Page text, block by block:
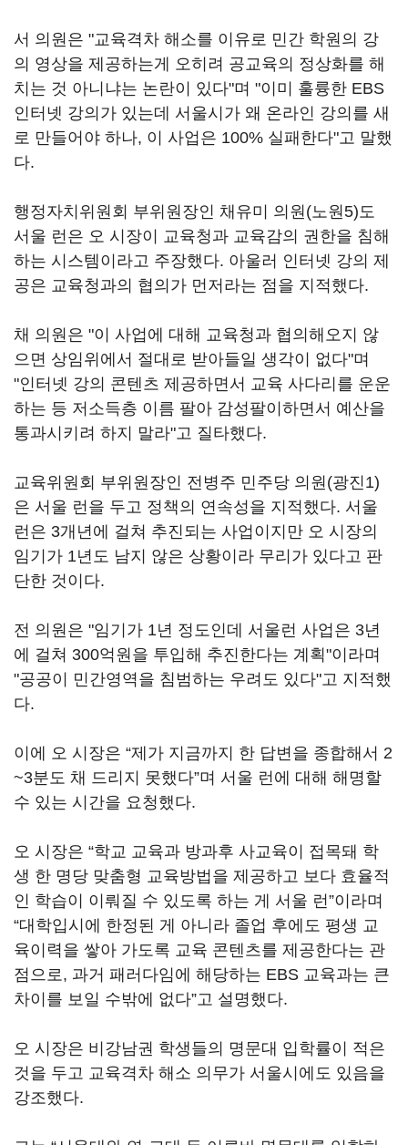
서 의원은 "교육격차 해소를 이유로 민간 학원의 강
의 영상을 제공하는게 오히려 공교육의 정상화를 해
치는 것 아니냐는 논란이 있다"며 "이미 훌륭한 EBS
인터넷 강의가 있는데 서울시가 왜 온라인 강의를 새
로 만들어야 하나, 이 사업은 100% 실패한다"고 말했
다.
행정자치위원회 부위원장인 채유미 의원(노원5)도
서울 런은 오 시장이 교육청과 교육감의 권한을 침해
하는 시스템이라고 주장했다. 아울러 인터넷 강의 제
공은 교육청과의 협의가 먼저라는 점을 지적했다.
채 의원은 "이 사업에 대해 교육청과 협의해오지 않
으면 상임위에서 절대로 받아들일 생각이 없다"며
"인터넷 강의 콘텐츠 제공하면서 교육 사다리를 운운
하는 등 저소득층 이름 팔아 감성팔이하면서 예산을
통과시키려 하지 말라"고 질타했다.
교육위원회 부위원장인 전병주 민주당 의원(광진1)
은 서울 런을 두고 정책의 연속성을 지적했다. 서울
런은 3개년에 걸쳐 추진되는 사업이지만 오 시장의
임기가 1년도 남지 않은 상황이라 무리가 있다고 판
단한 것이다.
전 의원은 "임기가 1년 정도인데 서울런 사업은 3년
에 걸쳐 300억원을 투입해 추진한다는 계획"이라며
"공공이 민간영역을 침범하는 우려도 있다"고 지적했
다.
이에 오 시장은 “제가 지금까지 한 답변을 종합해서 2
~3분도 채 드리지 못했다”며 서울 런에 대해 해명할
수 있는 시간을 요청했다.
오 시장은 “학교 교육과 방과후 사교육이 접목돼 학
생 한 명당 맞춤형 교육방법을 제공하고 보다 효율적
인 학습이 이뤄질 수 있도록 하는 게 서울 런”이라며
“대학입시에 한정된 게 아니라 졸업 후에도 평생 교
육이력을 쌓아 가도록 교육 콘텐츠를 제공한다는 관
점으로, 과거 패러다임에 해당하는 EBS 교육과는 큰
차이를 보일 수밖에 없다”고 설명했다.
오 시장은 비강남권 학생들의 명문대 입학률이 적은
것을 두고 교육격차 해소 의무가 서울시에도 있음을
강조했다.